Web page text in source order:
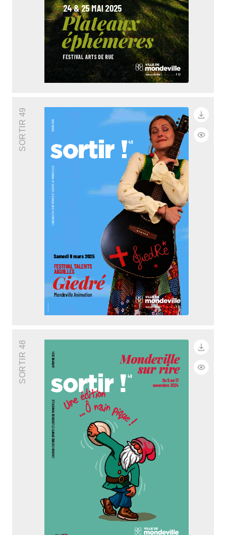
SORTIR 49
SORTIR 48